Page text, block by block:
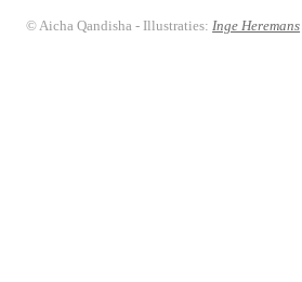
© Aicha Qandisha - Illustraties:Inge Heremans